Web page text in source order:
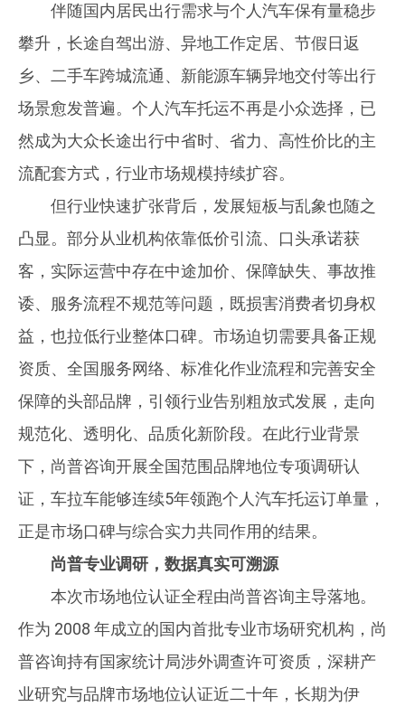
伴随国内居民出行需求与个人汽车保有量稳步
攀升，长途自驾出游、异地工作定居、节假日返
乡、二手车跨城流通、新能源车辆异地交付等出行
场景愈发普遍。个人汽车托运不再是小众选择，已
然成为大众长途出行中省时、省力、高性价比的主
流配套方式，行业市场规模持续扩容。
但行业快速扩张背后，发展短板与乱象也随之
凸显。部分从业机构依靠低价引流、口头承诺获
客，实际运营中存在中途加价、保障缺失、事故推
诿、服务流程不规范等问题，既损害消费者切身权
益，也拉低行业整体口碑。市场迫切需要具备正规
资质、全国服务网络、标准化作业流程和完善安全
保障的头部品牌，引领行业告别粗放式发展，走向
规范化、透明化、品质化新阶段。在此行业背景
下，尚普咨询开展全国范围品牌地位专项调研认
证，车拉车能够连续5年领跑个人汽车托运订单量，
正是市场口碑与综合实力共同作用的结果。
尚普专业调研，数据真实可溯源
本次市场地位认证全程由尚普咨询主导落地。
作为 2008 年成立的国内首批专业市场研究机构，尚
普咨询持有国家统计局涉外调查许可资质，深耕产
业研究与品牌市场地位认证近二十年，长期为伊